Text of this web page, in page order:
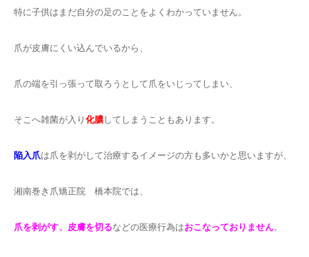
特に子供はまだ自分の足のことをよくわかっていません。
爪が皮膚にくい込んでいるから、
爪の端を引っ張って取ろうとして爪をいじってしまい、
そこへ雑菌が入り 化膿 してしまうこともあります。
陥入爪は爪を剥がして治療するイメージの方も多いかと思いますが、
湘南巻き爪矯正院 橋本院では、
爪を剥がす、皮膚を切るなどの医療行為はおこなっておりません。